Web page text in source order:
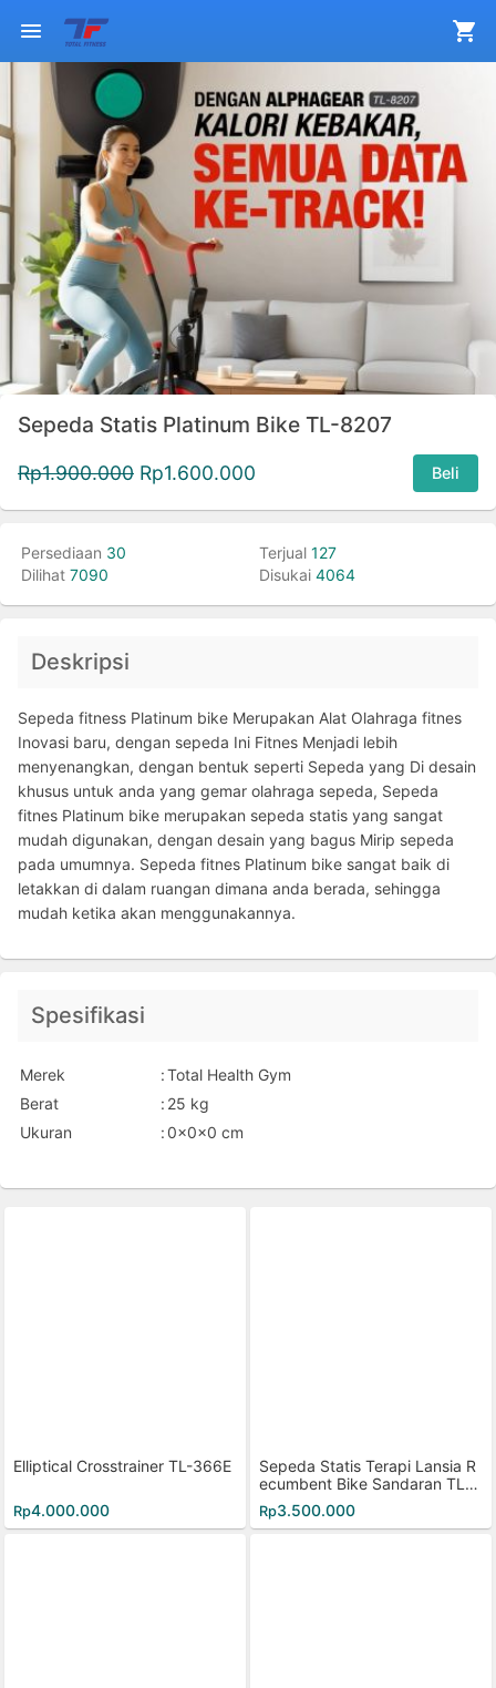
Sepeda Statis Platinum Bike TL-8207
Rp1.900.000 Rp1.600.000 Beli
Persediaan 30 Terjual 127
Dilihat 7090 Disukai 4064
Deskripsi
Sepeda fitness Platinum bike Merupakan Alat Olahraga fitnes
Inovasi baru, dengan sepeda Ini Fitnes Menjadi lebih
menyenangkan, dengan bentuk seperti Sepeda yang Di desain
khusus untuk anda yang gemar olahraga sepeda, Sepeda
fitnes Platinum bike merupakan sepeda statis yang sangat
mudah digunakan, dengan desain yang bagus Mirip sepeda
pada umumnya. Sepeda fitnes Platinum bike sangat baik di
letakkan di dalam ruangan dimana anda berada, sehingga
mudah ketika akan menggunakannya.
Spesifikasi
Merek :Total Health Gym
Berat
: 25 kg
Ukuran
:0x0x0 cm
Elliptical Crosstrainer TL-366E
Rp4.000.000
Sepeda Statis Terapi Lansia R
ecumbent Bike Sandaran TL-3
68R
Rp3.500.000